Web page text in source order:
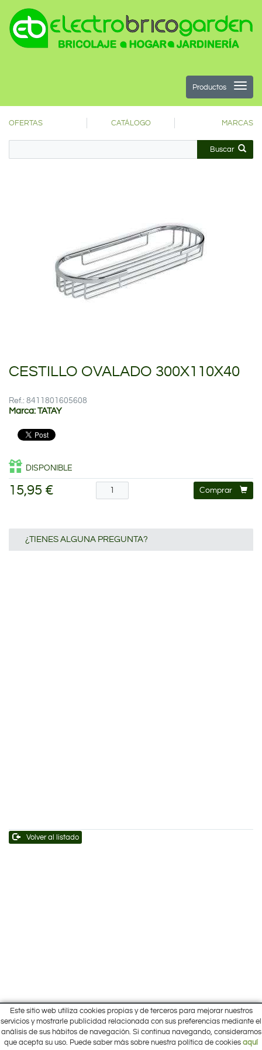
Productos
OFERTAS CATÁLOGO MARCAS
Buscar
CESTILLO OVALADO 300X110X40
Ref.: 8411801605608
Marca: TATAY
DISPONIBLE
15,95 € Comprar
¿TIENES ALGUNA PREGUNTA?
Volver al listado
Inicio
Ofertas
Marcas
Pol. Cantalgallo Calle A Naves 10-12
ARACENA (Huelva)
959 12 63 64
Este sitio web utiliza cookies propias y de terceros para mejorar nuestros
servicios y mostrarle publicidad relacionada con sus preferencias mediante el
análisis de sus hábitos de navegación. Si continua navegando, consideramos
que acepta su uso. Puede saber más sobre nuestra política de cookies aquí